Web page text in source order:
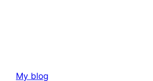
My blog